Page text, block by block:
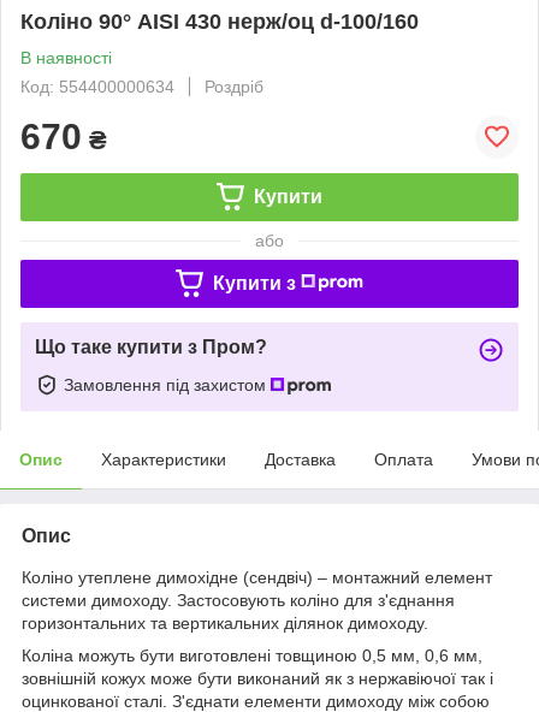
Коліно 90° AISI 430 нерж/оц d-100/160
В наявності
Код: 554400000634
Роздріб
670 ₴
Купити
або
Купити з
Що таке купити з Пром?
Замовлення під захистом
Опис Характеристики Доставка Оплата Умови
Опис
Коліно утеплене димохідне (сендвіч) – монтажний елемент
системи димоходу. Застосовують коліно для з'єднання
горизонтальних та вертикальних ділянок димоходу.
Коліна можуть бути виготовлені товщиною 0,5 мм, 0,6 мм,
зовнішній кожух може бути виконаний як з нержавіючої так і
оцинкованої сталі. З'єднати елементи димоходу між собою